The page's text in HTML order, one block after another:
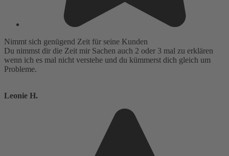
Nimmt sich genügend Zeit für seine Kunden
Du nimmst dir die Zeit mir Sachen auch 2 oder 3 mal zu erklären
wenn ich es mal nicht verstehe und du kümmerst dich gleich um
Probleme.
Leonie H.